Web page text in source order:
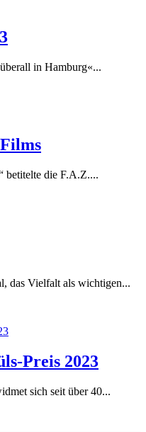
in Hamburg«...
betitelte die F.A.Z....
das Vielfalt als wichtigen...
Preis 2023
sich seit über 40...